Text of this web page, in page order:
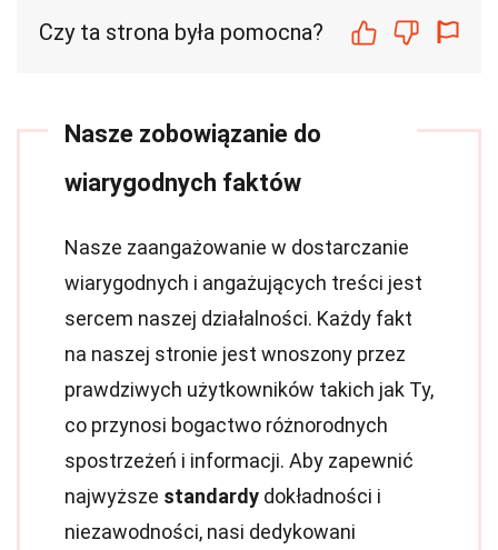
Czy ta strona była pomocna?
Nasze zobowiązanie do
wiarygodnych faktów
Nasze zaangażowanie w dostarczanie
wiarygodnych i angażujących treści jest
sercem naszej działalności. Każdy fakt
na naszej stronie jest wnoszony przez
prawdziwych użytkowników takich jak Ty,
co przynosi bogactwo różnorodnych
spostrzeżeń i informacji. Aby zapewnić
najwyższe standardy dokładności i
niezawodności, nasi dedykowani